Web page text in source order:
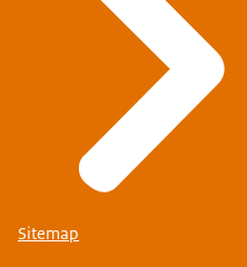
Sitemap